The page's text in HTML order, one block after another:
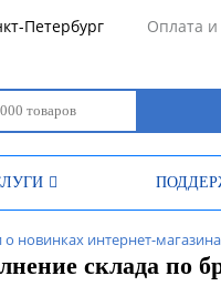
Петербург Оплата и
о новинках интернет-
склада по